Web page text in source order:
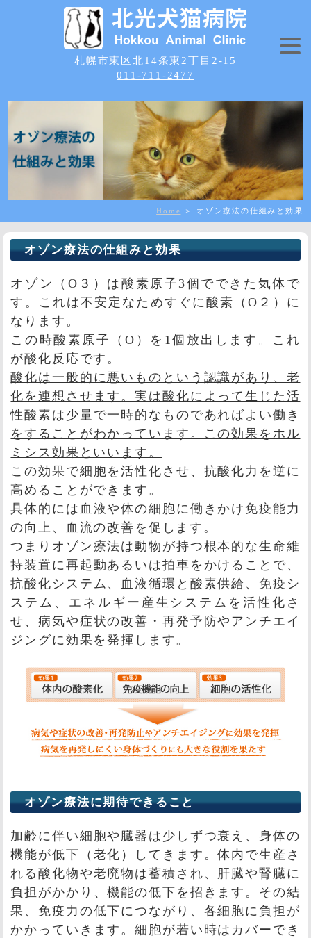
札幌市東区北14条東2丁目2-15
011-711-2477
Home ＞ オゾン療法の仕組みと効果
オゾン療法の仕組みと効果
オゾン（O３）は酸素原子3個でできた気体で
す。これは不安定なためすぐに酸素（O２）に
なります。
この時酸素原子（O）を1個放出します。これ
が酸化反応です。
酸化は一般的に悪いものという認識があり、老
化を連想させます。実は酸化によって生じた活
性酸素は少量で一時的なものであればよい働き
をすることがわかっています。この効果をホル
ミシス効果といいます。
この効果で細胞を活性化させ、抗酸化力を逆に
高めることができます。
具体的には血液や体の細胞に働きかけ免疫能力
の向上、血流の改善を促します。
つまりオゾン療法は動物が持つ根本的な生命維
持装置に再起動あるいは拍車をかけることで、
抗酸化システム、血液循環と酸素供給、免疫シ
ステム、エネルギー産生システムを活性化さ
せ、病気や症状の改善・再発予防やアンチエイ
ジングに効果を発揮します。
オゾン療法に期待できること
加齢に伴い細胞や臓器は少しずつ衰え、身体の
機能が低下（老化）してきます。体内で生産さ
れる酸化物や老廃物は蓄積され、肝臓や腎臓に
負担がかかり、機能の低下を招きます。その結
果、免疫力の低下につながり、各細胞に負担が
かかっていきます。細胞が若い時はカバーでき